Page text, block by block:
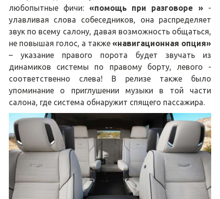
любопытные фичи: «помощь при разговоре » -
улавливая слова собеседников, она распределяет
звук по всему салону, давая возможность общаться,
не повышая голос, а также«навигационная опция»
– указание правого порота будет звучать из
динамиков системы по правому борту, левого -
соответственно слева! В релизе также было
упоминание о приглушении музыки в той части
салона, где система обнаружит спящего пассажира.